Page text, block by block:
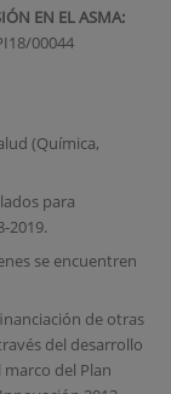
EN EL ASMA:
00044
(Química,
para
2019.
se encuentren
de otras
del desarrollo
del Plan